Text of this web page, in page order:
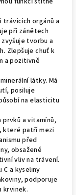
trávicích orgánů a
při zánětech
tvorbu a
Zlepšuje chuť k
a pozitivně
látky. Má
posiluje
na elasticitu
prvků a vitamínů,
které patří mezi
před
obsažené
vliv na trávení.
C a kyseliny
podporuje
krvinek.